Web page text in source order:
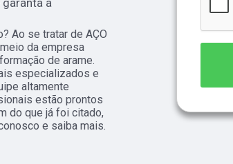
Ao se tratar de AÇO
da empresa
de arame.
especializados e
altamente
estão prontos
do que já foi citado,
e saiba mais.